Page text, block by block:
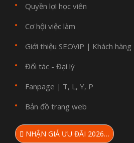
Quyền lợi học viên
Cơ hội việc làm
Giới thiệu SEOViP | Khách hàng
Đối tác - Đại lý
Fanpage | T, L , Y, P
Bản đồ trang web
NHẬN GIÁ ƯU ĐÃI 2026…